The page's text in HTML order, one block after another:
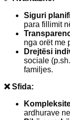
Siguri
para fillimit
nga orët me
Drejtësi
sociale
familjes.
❌ Sfida:
ardhurave